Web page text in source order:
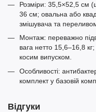
Розміри: 35,5×52,5 см
36 см; овальна або
змішувача та
Монтаж: переважно
вага нетто 15,6–16,8
косим випуском.
Особливості:
комплект у базовій
Відгуки